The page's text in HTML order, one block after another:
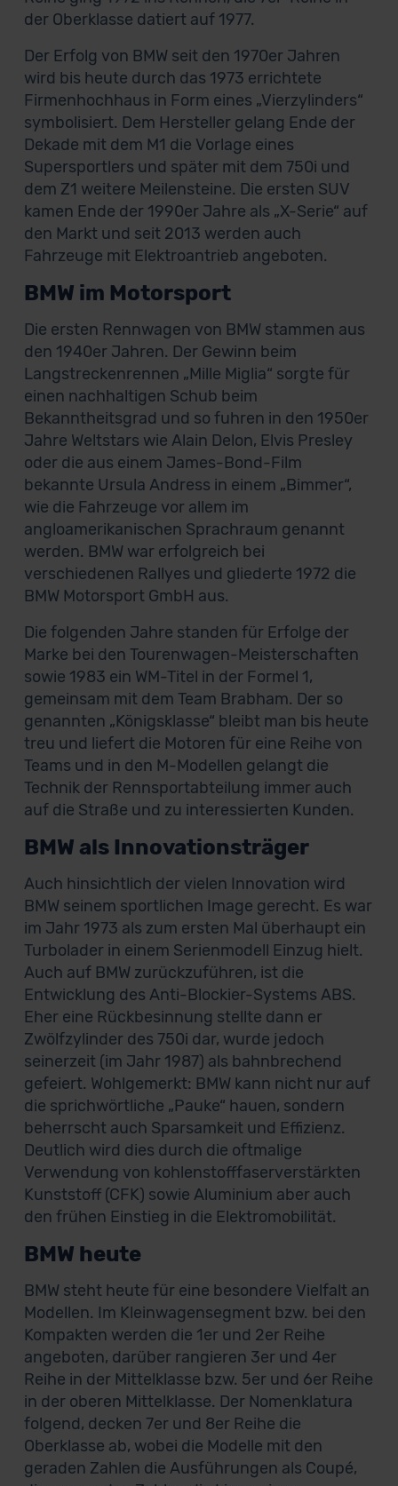
der Oberklasse datiert auf 1977.
Der Erfolg von BMW seit den 1970er Jahren
wird bis heute durch das 1973 errichtete
Firmenhochhaus in Form eines „Vierzylinders“
symbolisiert. Dem Hersteller gelang Ende der
Dekade mit dem M1 die Vorlage eines
Supersportlers und später mit dem 750i und
dem Z1 weitere Meilensteine. Die ersten SUV
kamen Ende der 1990er Jahre als „X-Serie“ auf
den Markt und seit 2013 werden auch
Fahrzeuge mit Elektroantrieb angeboten.
BMW im Motorsport
Die ersten Rennwagen von BMW stammen aus
den 1940er Jahren. Der Gewinn beim
Langstreckenrennen „Mille Miglia“ sorgte für
einen nachhaltigen Schub beim
Bekanntheitsgrad und so fuhren in den 1950er
Jahre Weltstars wie Alain Delon, Elvis Presley
oder die aus einem James-Bond-Film
bekannte Ursula Andress in einem „Bimmer“,
wie die Fahrzeuge vor allem im
angloamerikanischen Sprachraum genannt
werden. BMW war erfolgreich bei
verschiedenen Rallyes und gliederte 1972 die
BMW Motorsport GmbH aus.
Die folgenden Jahre standen für Erfolge der
Marke bei den Tourenwagen-Meisterschaften
sowie 1983 ein WM-Titel in der Formel 1,
gemeinsam mit dem Team Brabham. Der so
genannten „Königsklasse“ bleibt man bis heute
treu und liefert die Motoren für eine Reihe von
Teams und in den M-Modellen gelangt die
Technik der Rennsportabteilung immer auch
auf die Straße und zu interessierten Kunden.
BMW als Innovationsträger
Auch hinsichtlich der vielen Innovation wird
BMW seinem sportlichen Image gerecht. Es war
im Jahr 1973 als zum ersten Mal überhaupt ein
Turbolader in einem Serienmodell Einzug hielt.
Auch auf BMW zurückzuführen, ist die
Entwicklung des Anti-Blockier-Systems ABS.
Eher eine Rückbesinnung stellte dann er
Zwölfzylinder des 750i dar, wurde jedoch
seinerzeit (im Jahr 1987) als bahnbrechend
gefeiert. Wohlgemerkt: BMW kann nicht nur auf
die sprichwörtliche „Pauke“ hauen, sondern
beherrscht auch Sparsamkeit und Effizienz.
Deutlich wird dies durch die oftmalige
Verwendung von kohlenstofffaserverstärkten
Kunststoff (CFK) sowie Aluminium aber auch
den frühen Einstieg in die Elektromobilität.
BMW heute
BMW steht heute für eine besondere Vielfalt an
Modellen. Im Kleinwagensegment bzw. bei den
Kompakten werden die 1er und 2er Reihe
angeboten, darüber rangieren 3er und 4er
Reihe in der Mittelklasse bzw. 5er und 6er Reihe
in der oberen Mittelklasse. Der Nomenklatura
folgend, decken 7er und 8er Reihe die
Oberklasse ab, wobei die Modelle mit den
geraden Zahlen die Ausführungen als Coupé,